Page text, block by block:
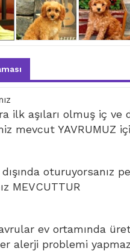
ilk aşıları olmuş iç ve
mevcut YAVRUMUZ
oturuyorsanız
MEVCUTTUR
ev ortamında
alerji problemi